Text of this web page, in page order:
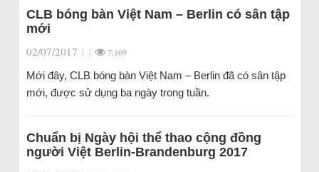
CLB bóng bàn Việt Nam – Berlin có sân tập
mới
02/07/2017 | | 7.169
Mới đây, CLB bóng bàn Việt Nam – Berlin đã có sân tập
mới, được sử dụng ba ngày trong tuần.
Chuẩn bị Ngày hội thể thao cộng đồng
người Việt Berlin-Brandenburg 2017